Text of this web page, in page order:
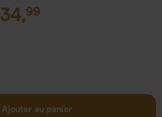
34,99
Ajouter au panier